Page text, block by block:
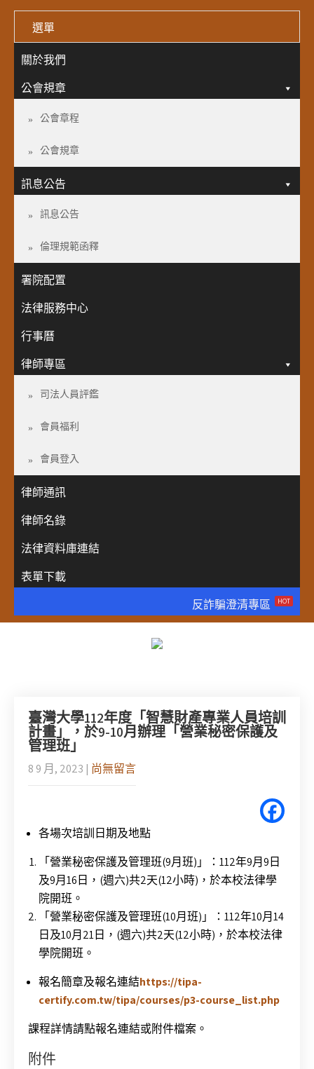
選單
關於我們
公會規章
公會章程
公會規章
訊息公告
訊息公告
倫理規範函釋
署院配置
法律服務中心
行事曆
律師專區
司法人員評鑑
會員福利
會員登入
律師通訊
律師名錄
法律資料庫連結
表單下載
反詐騙澄清專區
HOT
臺灣大學112年度「智慧財產專業人員培訓
計畫」，於9-10月辦理「營業秘密保護及
管理班」
8 9 月, 2023 | 尚無留言
各場次培訓日期及地點
「營業秘密保護及管理班(9月班)」：112年9月9日
及9月16日，(週六)共2天(12小時)，於本校法律學
院開班。
「營業秘密保護及管理班(10月班)」：112年10月14
日及10月21日，(週六)共2天(12小時)，於本校法律
學院開班。
報名簡章及報名連結https://tipa-
certify.com.tw/tipa/courses/p3-course_list.php
課程詳情請點報名連結或附件檔案。
附件